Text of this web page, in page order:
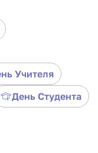
направлении,
метод
аппарата в
в восторг
и результат,
с другими.
просто в
ауры,
Учителя
День Студента